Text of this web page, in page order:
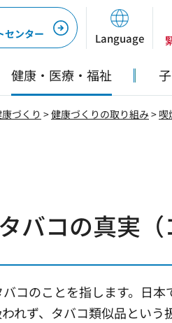
センター
Language
健康・医療・福祉
づくり >健康づくりの取り組み > 喫
バコの真実（
コのことを指します。日
れず、タバコ類似品とい